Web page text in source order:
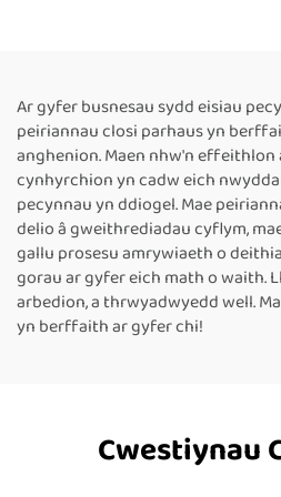
Plastig
Ar gyfer busnesau sydd eisiau
peiriannau closi parhaus yn
anghenion. Maen nhw'n effeithlon
cynhyrchion yn cadw eich
pecynnau yn ddiogel. Mae
delio â gweithrediadau cyflym,
gallu prosesu amrywiaeth o
gorau ar gyfer eich math o waith.
arbedion, a thrwyadwyedd well.
yn berffaith ar gyfer chi!
Cwestiynau